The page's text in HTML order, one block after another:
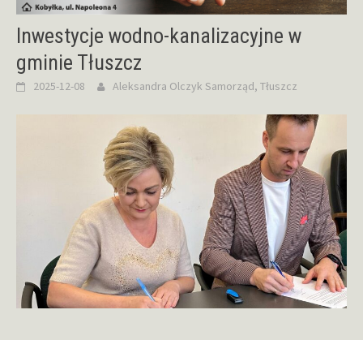
Inwestycje wodno-kanalizacyjne w
gminie Tłuszcz
2025-12-08 Aleksandra Olczyk Samorząd, Tłuszcz